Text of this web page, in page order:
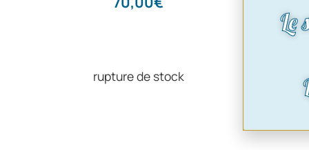
rupture de stock Voir le
Le